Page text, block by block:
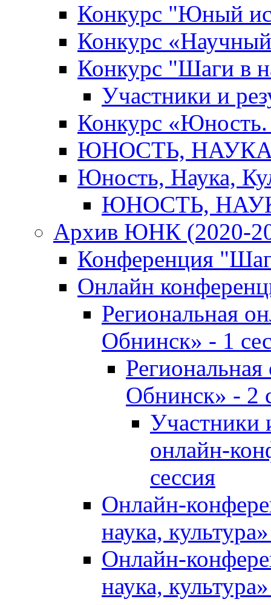
Конкурс "Юный
Конкурс
Конкурс "Шаги в
Участники и
Конкурс «Юность.
ЮНОСТЬ, НАУКА,
Юность, Наука,
ЮНОСТЬ,
Архив ЮНК (2020-
Конференция
Онлайн
Региональная
Обнинск» - 1
Обнинск» - 2
Участники
онлайн-
сессия
Онлайн-
наука,
Онлайн-
наука,